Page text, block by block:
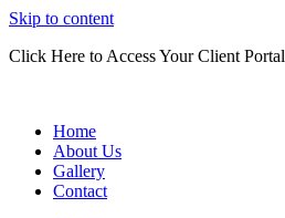
Skip to content
Click Here to Access Your Client Portal
Home
About Us
Gallery
Contact